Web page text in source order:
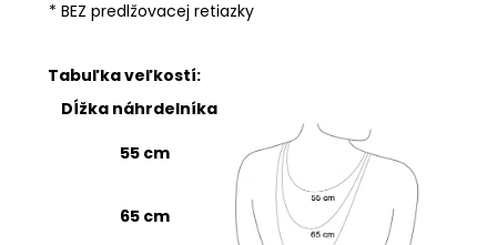
* BEZ predlžovacej retiazky
Tabuľka veľkostí:
Dĺžka náhrdelníka
55 cm
65 cm